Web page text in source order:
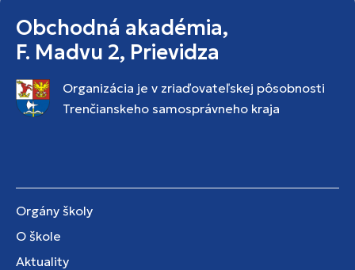
Obchodná akadémia,
F. Madvu 2, Prievidza
Organizácia je v zriaďovateľskej pôsobnosti
Trenčianskeho samosprávneho kraja
Orgány školy
O škole
Aktuality